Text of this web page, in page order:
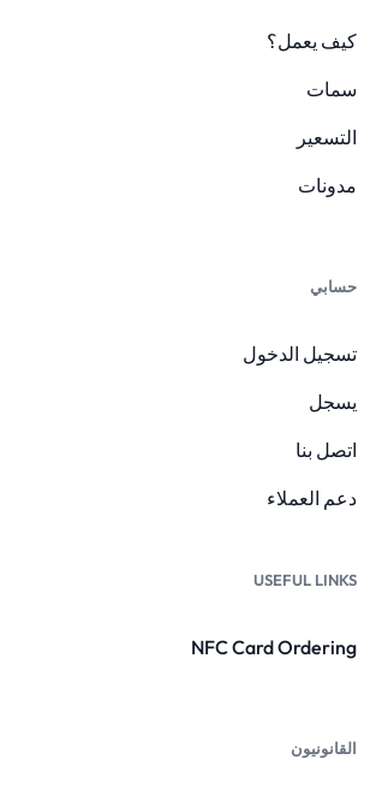
كيف يعمل؟
سمات
التسعير
مدونات
حسابي
تسجيل الدخول
يسجل
اتصل بنا
دعم العملاء
USEFUL LINKS
NFC Card Ordering
القانونيون